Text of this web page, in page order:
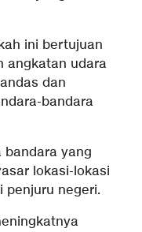
ini bertujuan
angkatan udara
dan
bandara
bandara yang
lokasi-lokasi
penjuru negeri.